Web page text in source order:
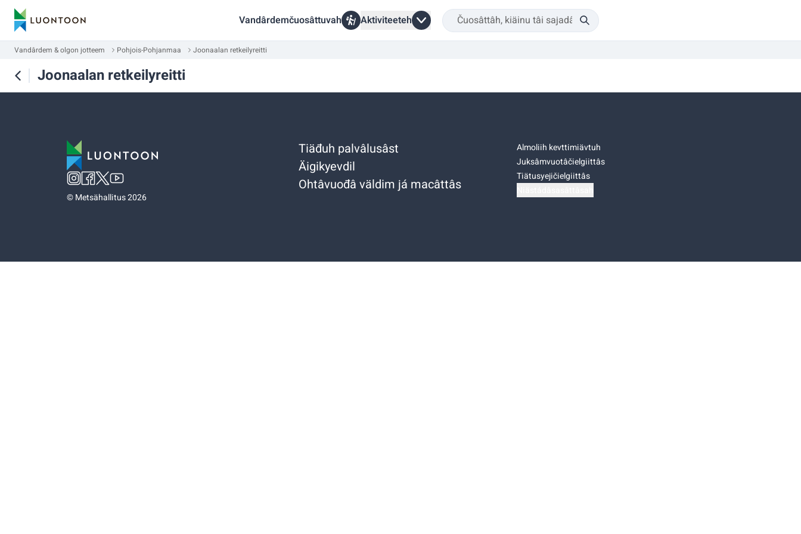
Vandârdemčuosâttuvah Aktiviteeteh
Vandârdem & olgon jotteem Pohjois-Pohjanmaa Joonaalan retkeilyreitti
Joonaalan retkeilyreitti
©Metsähallitus 2026
Tiäđuh palvâlusâst
Äigikyevdil
Ohtâvuođâ väldim já macâttâs
Almoliih kevttimiävtuh
Juksâmvuotâčielgiittâs
Tiätusyejičielgiittâs